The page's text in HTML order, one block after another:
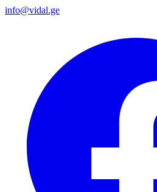
info@vidal.ge